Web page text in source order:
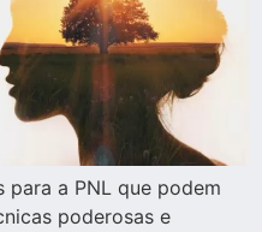
para a PNL que podem
poderosas e